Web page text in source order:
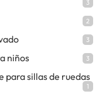
3
2
3
niños 3
para sillas de ruedas
1